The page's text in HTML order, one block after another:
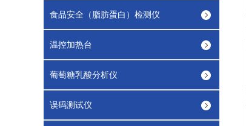
食品安全（脂肪蛋白）检测仪
温控加热台
葡萄糖乳酸分析仪
误码测试仪